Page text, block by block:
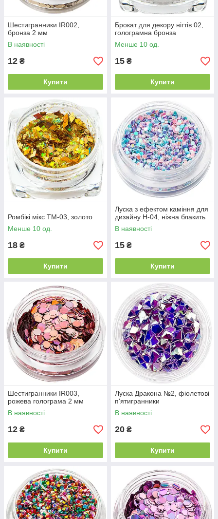
Шестигранники IR002,
бронза 2 мм
В наявності
12 ₴
Купити
Брокат для декору нігтів 02,
голограмна бронза
Менше 10 од.
15 ₴
Купити
Ромбікі мікс ТМ-03, золото
Менше 10 од.
18 ₴
Купити
Луска з ефектом каміння для
дизайну H-04, ніжна блакить
В наявності
15 ₴
Купити
Шестигранники IR003,
рожева голограма 2 мм
В наявності
12 ₴
Купити
Луска Дракона №2, фіолетові
п'ятигранники
В наявності
20 ₴
Купити